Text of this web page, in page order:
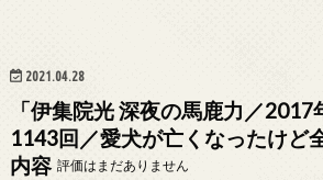
2021.04.28
「伊集院光 深夜の馬鹿力／
1143回／愛犬が亡くなったけど
内容 評価はまだありません